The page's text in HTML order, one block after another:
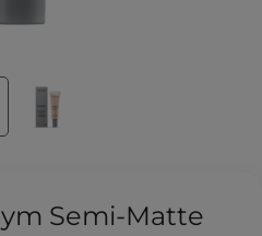
Semi-Matte